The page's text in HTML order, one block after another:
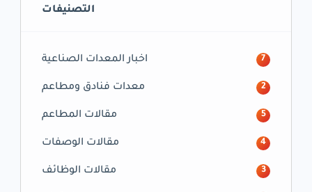
التصنيفات
اخبار المعدات الصناعية 7
معدات فنادق ومطاعم 2
مقالات المطاعم 5
مقالات الوصفات 4
مقالات الوظائف 3